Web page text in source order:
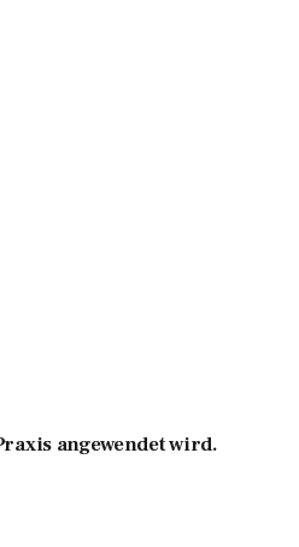
angewendet wird.